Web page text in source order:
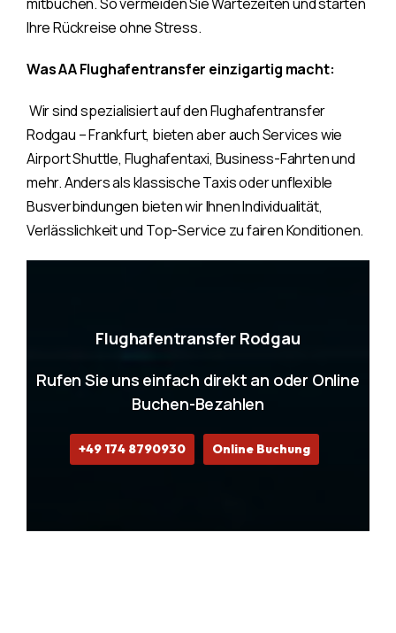
Ihre Rückreise ohne Stress.
Was AA Flughafentransfer einzigartig macht:
Wir sind spezialisiert auf den Flughafentransfer
Rodgau – Frankfurt, bieten aber auch Services wie
Airport Shuttle, Flughafentaxi, Business-Fahrten und
mehr. Anders als klassische Taxis oder unflexible
Busverbindungen bieten wir Ihnen Individualität,
Verlässlichkeit und Top-Service zu fairen Konditionen.
Flughafentransfer Rodgau
Rufen Sie uns einfach direkt an oder Online
Buchen-Bezahlen
+49 174 8790930 Online Buchung